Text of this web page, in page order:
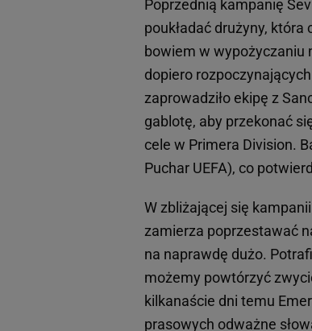
Poprzednią kampanię
poukładać drużyny,
bowiem w wypożyczaniu
dopiero
zaprowadziło ekipę z
gablotę, aby przekonać
cele w Primera Division.
Puchar UEFA), co
W zbliżającej się
zamierza poprzestawać
na naprawdę dużo.
możemy powtórzyć
kilkanaście dni temu
prasowych odważne